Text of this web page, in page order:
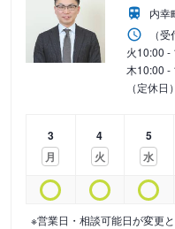
内幸
（
火10:00 -
木10:00 -
（定休
3
月
4
火
5
水
※営業日・相談可能日が変更